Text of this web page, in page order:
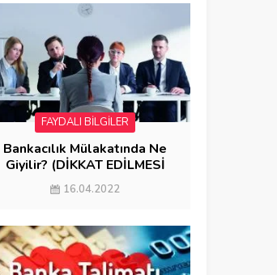
FAYDALI BİLGİLER
Bankacılık Mülakatında Ne
Giyilir? (DİKKAT EDİLMESİ
GEREKENLER)
16.04.2022